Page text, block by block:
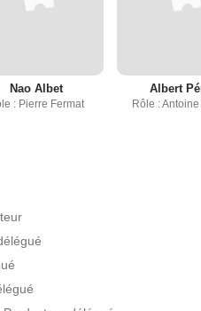
Nao Albet
: Pierre Fermat
Albert
Rôle :